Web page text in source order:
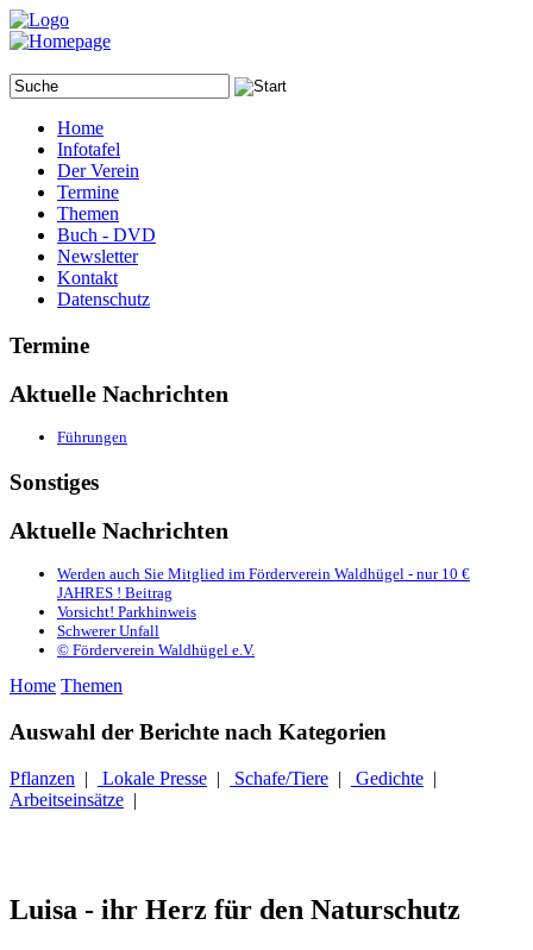
Home
Infotafel
Der Verein
Termine
Themen
Buch - DVD
Newsletter
Kontakt
Datenschutz
Termine
Aktuelle Nachrichten
Führungen
Sonstiges
Aktuelle Nachrichten
Werden auch Sie Mitglied im Förderverein Waldhügel - nur 10 €
JAHRES ! Beitrag
Vorsicht! Parkhinweis
Schwerer Unfall
© Förderverein Waldhügel e.V.
Home Themen
Auswahl der Berichte nach Kategorien
Pflanzen | Lokale Presse | Schafe/Tiere | Gedichte |
Arbeitseinsätze |
Luisa - ihr Herz für den Naturschutz